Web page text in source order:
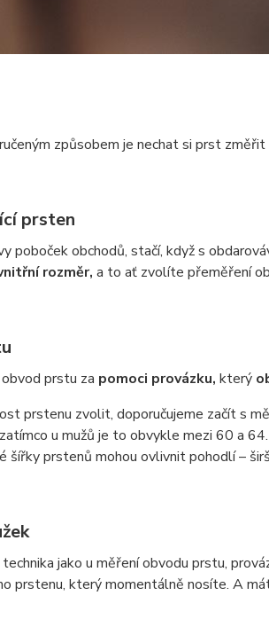
způsobem je nechat si prst změřit
prsten
poboček obchodů, stačí, když s
rozměr, a to ať zvolíte přeměření
prstu za pomoci provázku, který
prstenu zvolit, doporučujeme začít s
u mužů je to obvykle mezi 60 a
šířky prstenů mohou ovlivnit pohodlí –
jako u měření obvodu prstu,
prstenu, který momentálně nosíte. A